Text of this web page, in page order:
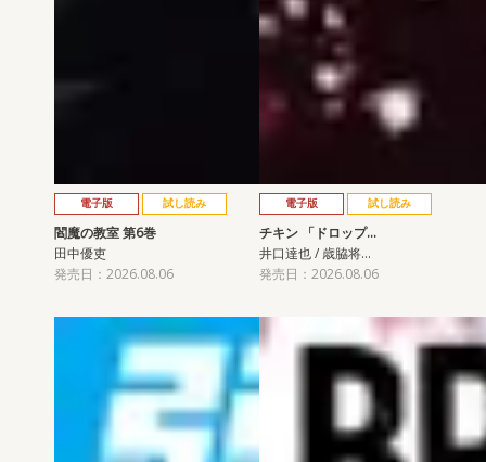
電子版 試し読み
閻魔の教室 第6巻
田中優吏
発売日：2026.08.06
電子版 試し読み
チキン 「ドロップ…
井口達也 / 歳脇将…
発売日：2026.08.06